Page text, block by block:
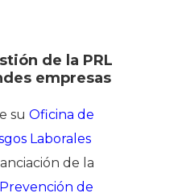
de la PRL
empresas
su Oficina de
Laborales
de la
Prevención de